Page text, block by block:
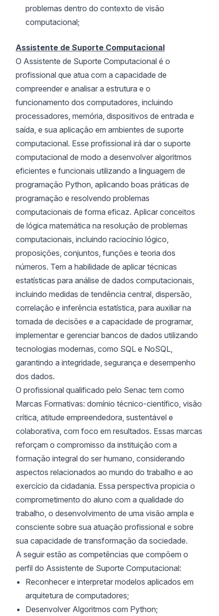
problemas dentro do contexto de visão
computacional;
Assistente de Suporte Computacional
O Assistente de Suporte Computacional é o
profissional que atua com a capacidade de
compreender e analisar a estrutura e o
funcionamento dos computadores, incluindo
processadores, memória, dispositivos de entrada e
saída, e sua aplicação em ambientes de suporte
computacional. Esse profissional irá dar o suporte
computacional de modo a desenvolver algoritmos
eficientes e funcionais utilizando a linguagem de
programação Python, aplicando boas práticas de
programação e resolvendo problemas
computacionais de forma eficaz. Aplicar conceitos
de lógica matemática na resolução de problemas
computacionais, incluindo raciocínio lógico,
proposições, conjuntos, funções e teoria dos
números. Tem a habilidade de aplicar técnicas
estatísticas para análise de dados computacionais,
incluindo medidas de tendência central, dispersão,
correlação e inferência estatística, para auxiliar na
tomada de decisões e a capacidade de programar,
implementar e gerenciar bancos de dados utilizando
tecnologias modernas, como SQL e NoSQL,
garantindo a integridade, segurança e desempenho
dos dados.
O profissional qualificado pelo Senac tem como
Marcas Formativas: domínio técnico-científico, visão
crítica, atitude empreendedora, sustentável e
colaborativa, com foco em resultados. Essas marcas
reforçam o compromisso da instituição com a
formação integral do ser humano, considerando
aspectos relacionados ao mundo do trabalho e ao
exercício da cidadania. Essa perspectiva propicia o
comprometimento do aluno com a qualidade do
trabalho, o desenvolvimento de uma visão ampla e
consciente sobre sua atuação profissional e sobre
sua capacidade de transformação da sociedade.
A seguir estão as competências que compõem o
perfil do Assistente de Suporte Computacional:
Reconhecer e interpretar modelos aplicados em
arquitetura de computadores;
Desenvolver Algoritmos com Python;